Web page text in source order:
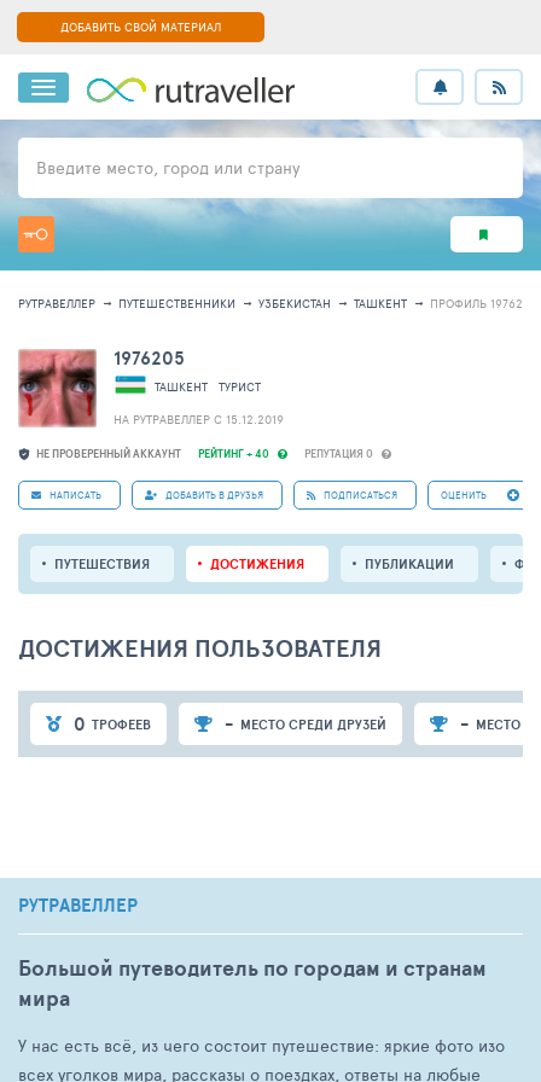
ДОБАВИТЬ СВОЙ МАТЕРИАЛ
Введите место, город или страну
РУТРАВЕЛЛЕР ПУТЕШЕСТВЕННИКИ УЗБЕКИСТАН ТАШКЕНТ ПРОФИЛЬ 1976205
НЕ ПРОВЕРЕННЫЙ АККАУНТ РЕЙТИНГ + 40 РЕПУТАЦИЯ 0
1976205
ТАШКЕНТ
ТУРИСТ
НА РУТРАВЕЛЛЕР C 15.12.2019
НАПИСАТЬ ДОБАВИТЬ В ДРУЗЬЯ ПОДПИСАТЬСЯ ОЦЕНИТЬ
ПУТЕШЕСТВИЯ ДОСТИЖЕНИЯ ПУБЛИКАЦИИ
ДОСТИЖЕНИЯ ПОЛЬЗОВАТЕЛЯ
0 ТРОФЕЕВ - МЕСТО СРЕДИ ДРУЗЕЙ - МЕСТО
РУТРАВЕЛЛЕР
Большой путеводитель по городам и странам
мира
У нас есть всё, из чего состоит путешествие: яркие фото изо
всех уголков мира, рассказы о поездках, ответы на любые